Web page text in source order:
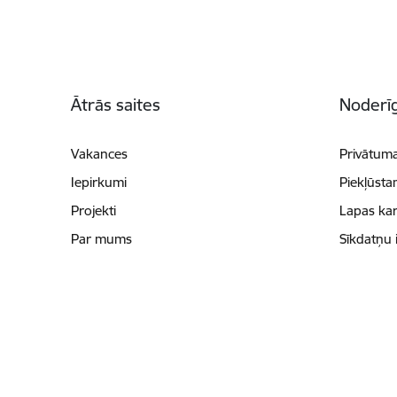
Ātrās saites
Vakances
Iepirkumi
Projekti
Par mums
Lapas
Sīkdatņu